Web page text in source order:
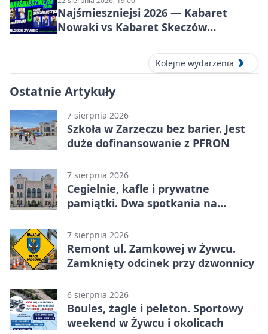
Najśmieszniejsi 2026 — Kabaret
Nowaki vs Kabaret Skeczów
Kolejne wydarzenia
Ostatnie Artykuły
7 sierpnia 2026
Szkoła w Zarzeczu bez barier. Jest
duże dofinansowanie z PFRON
7 sierpnia 2026
Cegielnie, kafle i prywatne
pamiątki. Dwa spotkania na
7 sierpnia 2026
Remont ul. Zamkowej w Żywcu.
Zamknięty odcinek przy dzwonnicy
6 sierpnia 2026
Boules, żagle i peleton. Sportowy
weekend w Żywcu i okolicach